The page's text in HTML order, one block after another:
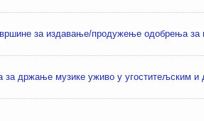
за издавање/продужење одобрења за
држање музике уживо у угоститељским и